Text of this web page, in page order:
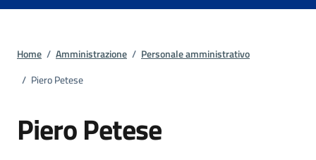
Home / Amministrazione / Personale amministrativo
/ Piero Petese
Piero Petese